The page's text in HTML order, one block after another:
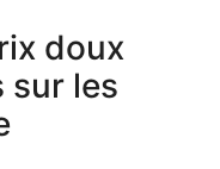
doux
sur les